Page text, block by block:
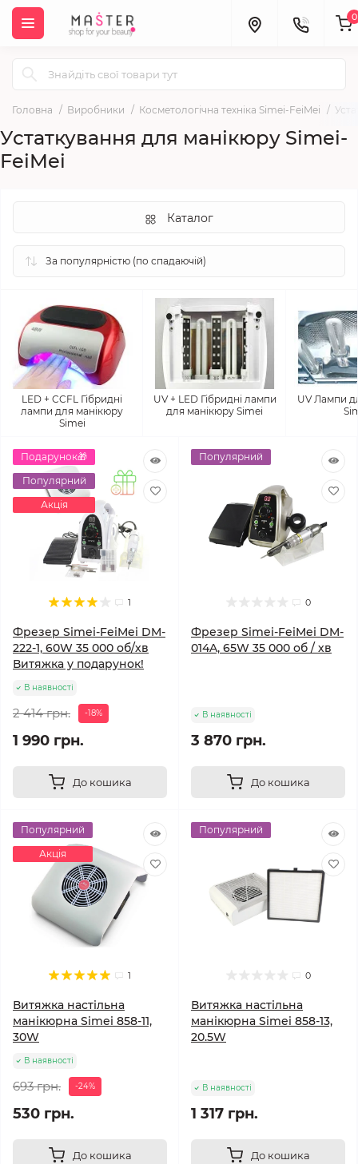
0
Головна Виробники Косметологічна техніка Simei-FeiMei
Устаткування для манікюру Simei-
FeiMei
Каталог
LED + CCFL Гібридні
лампи для манікюру
Simei
UV + LED Гібридні лампи
для манікюру Simei
UV Лампи
Подарунок🎁
Популярний
Акція
1
Фрезер Simei-FeiMei DM-
222-1, 60W 35 000 об/хв
Витяжка у подарунок!
В наявності
2 414 грн. -18%
1 990 грн.
До кошика
Популярний
0
Фрезер Simei-FeiMei DM-
014A, 65W 35 000 об / хв
В наявності
3 870 грн.
До кошика
Популярний
Акція
1
Витяжка настільна
манікюрна Simei 858-11,
30W
В наявності
693 грн. -24%
530 грн.
До кошика
Популярний
0
Витяжка настільна
манікюрна Simei 858-13,
20.5W
В наявності
1 317 грн.
До кошика